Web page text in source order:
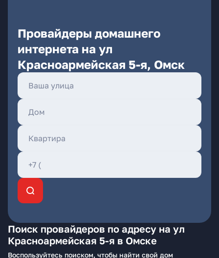
Провайдеры домашнего
интернета на ул
Красноармейская 5-я, Омск
Поиск провайдеров по адресу на ул
Красноармейская 5-я в Омске
Воспользуйтесь поиском, чтобы найти свой дом